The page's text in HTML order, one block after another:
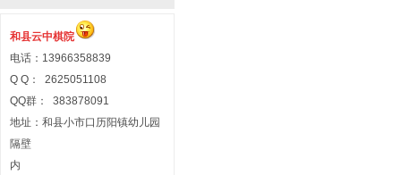
和县云中棋院
电话：13966358839
Q Q： 2625051108
QQ群： 383878091
地址：和县小市口历阳镇幼儿园
隔壁
内